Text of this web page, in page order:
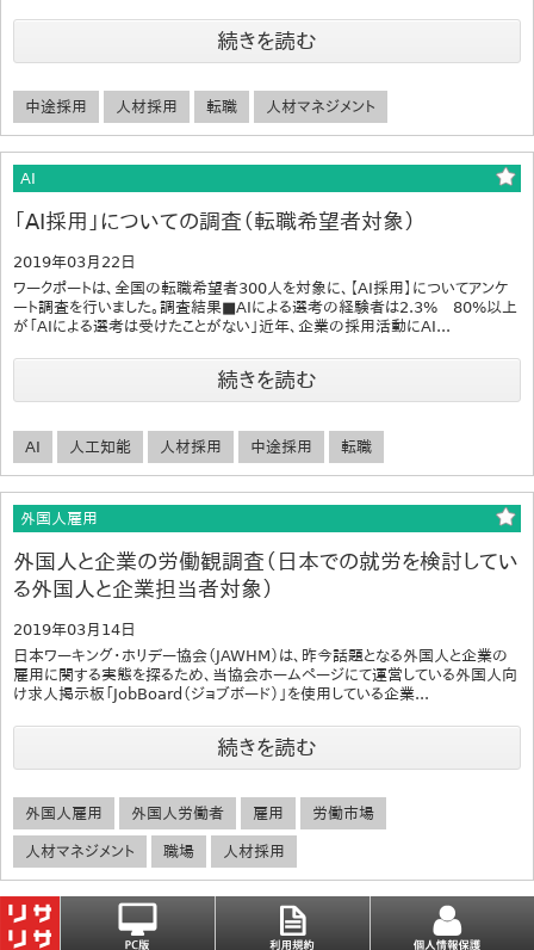
続きを読む
中途採用 人材採用 転職 人材マネジメント
AI
「AI採用」についての調査（転職希望者対象）
2019年03月22日
ワークポートは、全国の転職希望者300人を対象に、【AI採用】についてアンケ
ート調査を行いました。調査結果■AIによる選考の経験者は2.3% 80%以上
が「AIによる選考は受けたことがない」近年、企業の採用活動にAI...
続きを読む
AI 人工知能 人材採用 中途採用 転職
外国人雇用
外国人と企業の労働観調査（日本での就労を検討してい
る外国人と企業担当者対象）
2019年03月14日
日本ワーキング・ホリデー協会（JAWHM）は、昨今話題となる外国人と企業の
雇用に関する実態を探るため、当協会ホームページにて運営している外国人向
け求人掲示板「JobBoard（ジョブボード）」を使用している企業...
続きを読む
外国人雇用 外国人労働者 雇用 労働市場
人材マネジメント 職場 人材採用